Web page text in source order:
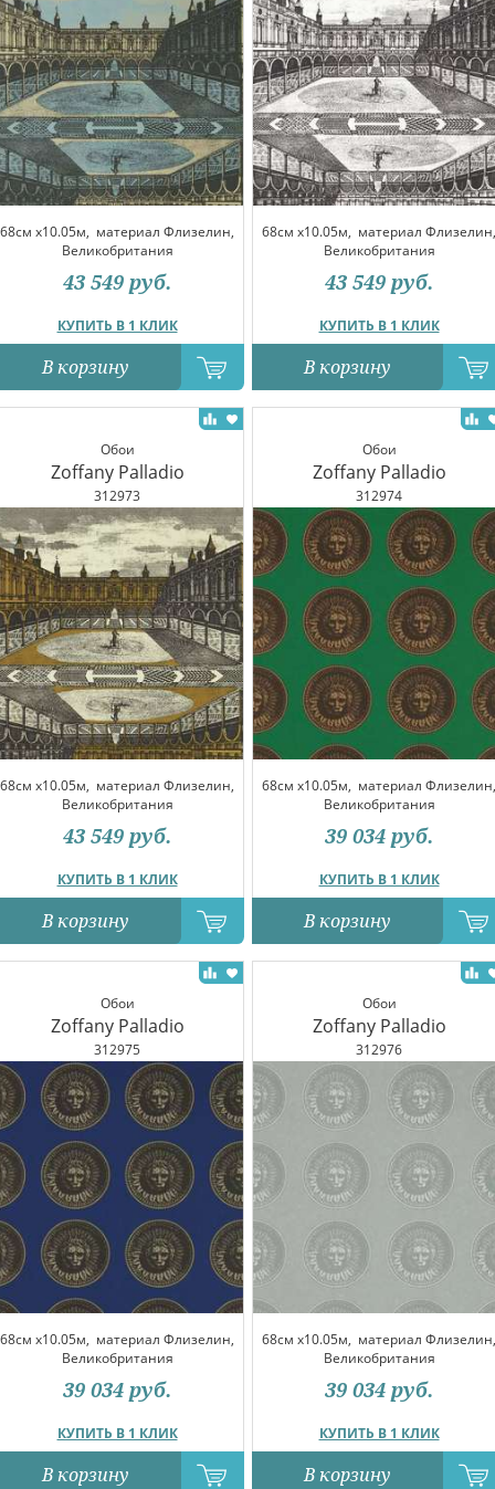
68см x10.05м, материал Флизелин,
Великобритания
КУПИТЬ В 1 КЛИК
43 549 руб.
В корзину
68см x10.05м, материал Флизелин,
Великобритания
КУПИТЬ В 1 КЛИК
43 549 руб.
В корзину
Обои
Zoffany Palladio
312973
68см x10.05м, материал Флизелин,
Великобритания
КУПИТЬ В 1 КЛИК
43 549 руб.
В корзину
Обои
Zoffany Palladio
312974
68см x10.05м, материал Флизелин,
Великобритания
КУПИТЬ В 1 КЛИК
39 034 руб.
В корзину
Обои
Zoffany Palladio
312975
68см x10.05м, материал Флизелин,
Великобритания
КУПИТЬ В 1 КЛИК
39 034 руб.
В корзину
Обои
Zoffany Palladio
312976
68см x10.05м, материал Флизелин,
Великобритания
КУПИТЬ В 1 КЛИК
39 034 руб.
В корзину